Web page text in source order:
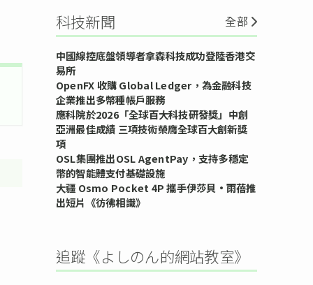
科技新聞 全部
中國線控底盤領導者拿森科技成功登陸香港交
易所
OpenFX 收購 Global Ledger，為金融科技
企業推出多幣種帳戶服務
應科院於2026「全球百大科技研發獎」中創
亞洲最佳成績 三項技術榮膺全球百大創新獎
項
OSL集團推出OSL AgentPay，支持多穩定
幣的智能體支付基礎設施
大疆 Osmo Pocket 4P 攜手伊莎貝•雨蓓推
出短片《彷彿相識》
追蹤《よしのん的網站教室》